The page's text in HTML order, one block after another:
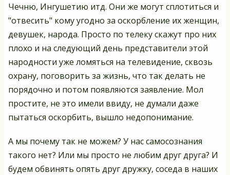
Чечню, Ингушетию итд. Они же могут сплотиться и
"отвесить" кому угодно за оскорбление их женщин,
девушек, народа. Просто по телеку скажут про них
плохо и на следующий день представители этой
народности уже ломяться на телевидение, сквозь
охрану, поговорить за жизнь, что так делать не
порядочно и потом появляются заявление. Мол
простите, не это имели ввиду, не думали даже
пытаться оскорбить, вышло недопонимание.
А мы почему так не можем? У нас самосознания
такого нет? Или мы просто не любим друг друга? И
будем обвинять опять друг дружку, соседа в наших